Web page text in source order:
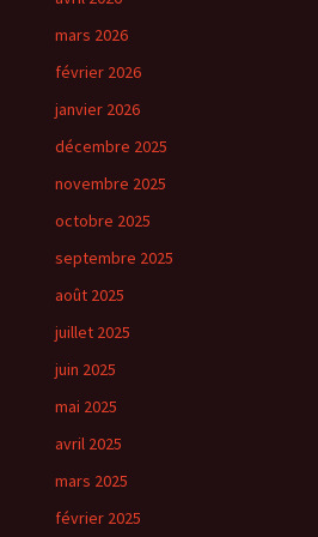
mars 2026
février 2026
janvier 2026
décembre 2025
novembre 2025
octobre 2025
septembre 2025
août 2025
juillet 2025
juin 2025
mai 2025
avril 2025
mars 2025
février 2025